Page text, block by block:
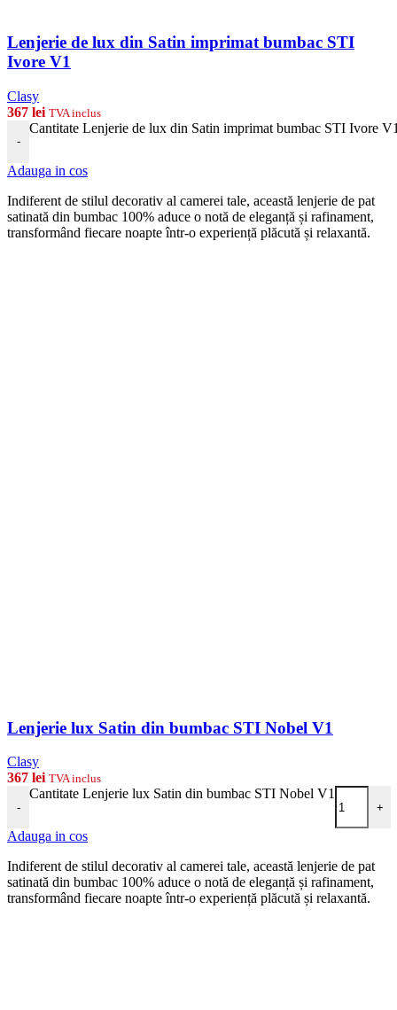
Lenjerie de lux din Satin imprimat bumbac STI
Ivore V1
Clasy
367 lei TVA inclus
-
Cantitate Lenjerie de lux din Satin imprimat bumbac STI Ivore
Adauga in cos
Indiferent de stilul decorativ al camerei tale, această lenjerie de pat
satinată din bumbac 100% aduce o notă de eleganță și rafinament,
transformând fiecare noapte într-o experiență plăcută și relaxantă.
Lenjerie lux Satin din bumbac STI Nobel V1
Clasy
367 lei TVA inclus
-
Cantitate Lenjerie lux Satin din bumbac STI Nobel V1
+
Adauga in cos
Indiferent de stilul decorativ al camerei tale, această lenjerie de pat
satinată din bumbac 100% aduce o notă de eleganță și rafinament,
transformând fiecare noapte într-o experiență plăcută și relaxantă.